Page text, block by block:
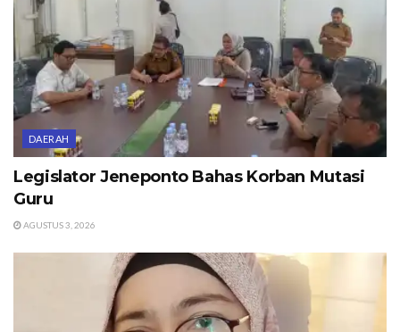
DAERAH
Legislator Jeneponto Bahas Korban Mutasi
Guru
AGUSTUS 3, 2026